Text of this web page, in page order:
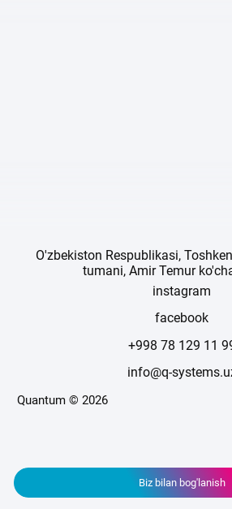
Biz bilan bog'lanish
O'zbekiston Respublikasi,
tumani, Amir Temur
instagram
facebook
+998 78 129 11
info@q-
Quantum © 2026